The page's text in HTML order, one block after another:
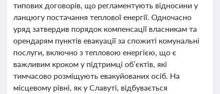
типових договорів, що регламентують відносини у
ланцюгу постачання теплової енергії. Одночасно
уряд затвердив порядок компенсації власникам та
орендарям пунктів евакуації за спожиті комунальні
послуги, включно з тепловою енергією, що є
важливим кроком у підтримці об’єктів, які
тимчасово розміщують евакуйованих осіб. На
місцевому рівні, як у Славуті, відбувається